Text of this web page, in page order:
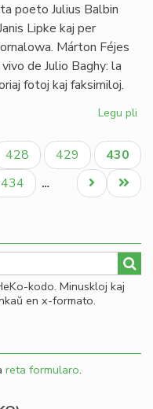
poeto Julius Balbin
Lipke kaj per
Márton Féjes
de Julio Baghy: la
fotoj kaj faksimiloj.
Legu pli
Paĝo
428 Paĝo
429
Aktuala
paĝo
430
Paĝo
434 …
Last
page
Next
page
kodo. Minuskloj kaj
en x-formato.
reta formularo.